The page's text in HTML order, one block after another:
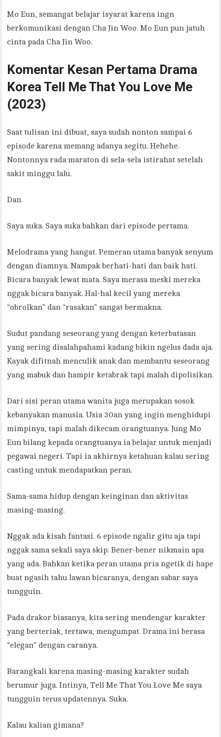
Mo Eun, semangat belajar isyarat karena ingn
berkomunikasi dengan Cha Jin Woo. Mo Eun pun jatuh
cinta pada Cha Jin Woo.
Komentar Kesan Pertama Drama
Korea Tell Me That You Love Me
(2023)
Saat tulisan ini dibuat, saya sudah nonton sampai 6
episode karena memang adanya segitu. Hehehe.
Nontonnya rada maraton di sela-sela istirahat setelah
sakit minggu lalu.
Dan.
Saya suka. Saya suka bahkan dari episode pertama.
Melodrama yang hangat. Pemeran utama banyak senyum
dengan diamnya. Nampak berhati-hati dan baik hati.
Bicara banyak lewat mata. Saya merasa meski mereka
nggak bicara banyak. Hal-hal kecil yang mereka
“obrolkan” dan “rasakan” sangat bermakna.
Sudut pandang seseorang yang dengan keterbatasan
yang sering disalahpahami kadang bikin ngelus dada aja.
Kayak difitnah menculik anak dan membantu seseorang
yang mabuk dan hampir ketabrak tapi malah dipolisikan.
Dari sisi peran utama wanita juga merupakan sosok
kebanyakan manusia. Usia 30an yang ingin menghidupi
mimpinya, tapi malah dikecam orangtuanya. Jung Mo
Eun bilang kepada orangtuanya ia belajar untuk menjadi
pegawai negeri. Tapi ia akhirnya ketahuan kalau sering
casting untuk mendapatkan peran.
Sama-sama hidup dengan keinginan dan aktivitas
masing-masing.
Nggak ada kisah fantasi. 6 episode ngalir gitu aja tapi
nggak sama sekali saya skip. Bener-bener nikmain apa
yang ada. Bahkan ketika peran utama pria ngetik di hape
buat ngasih tahu lawan bicaranya, dengan sabar saya
tungguin.
Pada drakor biasanya, kita sering mendengar karakter
yang berteriak, tertawa, mengumpat. Drama ini berasa
“elegan” dengan caranya.
Barangkali karena masing-masing karakter sudah
berumur juga. Intinya, Tell Me That You Love Me saya
tungguin terus updatennya. Suka.
Kalau kalian gimana?